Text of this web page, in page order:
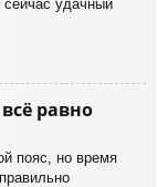
сейчас удачный
равно
пояс, но время